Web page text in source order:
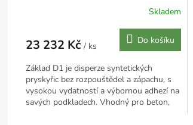
Skladem
23 232 Kč / ks
cena:
Do košíku
Základ D1 je disperze syntetických
pryskyřic bez rozpouštědel a zápachu, s
vysokou vydatností a výbornou adhezí na
savých podkladech. Vhodný pro beton,